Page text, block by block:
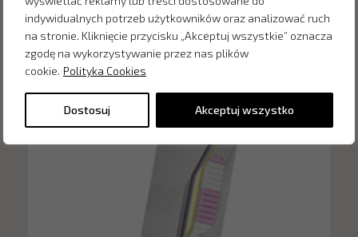
indywidualnych potrzeb użytkowników oraz analizować ruch
na stronie. Kliknięcie przycisku „Akceptuj wszystkie” oznacza
zgodę na wykorzystywanie przez nas plików
cookie. Polityka Cookies
Dostosuj Akceptuj wszystko
Inne produkty z kategorii